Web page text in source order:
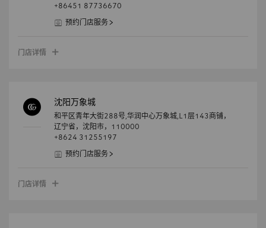
+86451 87736670
预约门店服务
门店详情
沈阳万象城
和平区青年大街288号,华润中心万象城,L1层143商铺，
辽宁省， 沈阳市， 110000
+8624 31255197
预约门店服务
门店详情